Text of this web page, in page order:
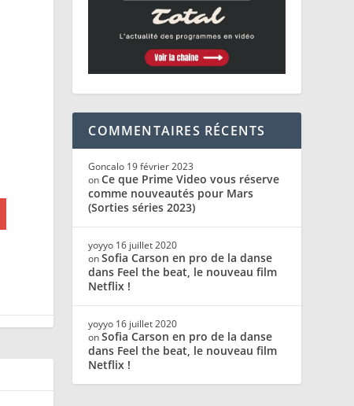
COMMENTAIRES RÉCENTS
Goncalo 19 février 2023
onCe que Prime Video vous réserve
comme nouveautés pour Mars
(Sorties séries 2023)
yoyyo 16 juillet 2020
onSofia Carson en pro de la danse
dans Feel the beat, le nouveau film
Netflix !
yoyyo 16 juillet 2020
onSofia Carson en pro de la danse
dans Feel the beat, le nouveau film
Netflix !